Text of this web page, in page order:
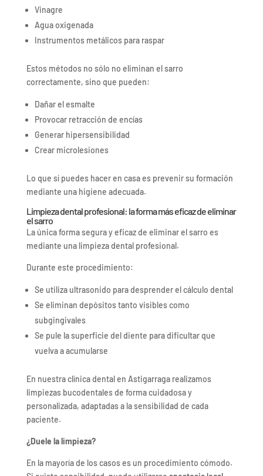
Vinagre
Agua oxigenada
Instrumentos metálicos para raspar
Estos métodos no sólo no eliminan el sarro
correctamente, sino que pueden:
Dañar el esmalte
Provocar retracción de encías
Generar hipersensibilidad
Crear microlesiones
Lo que sí puedes hacer en casa es prevenir su formación
mediante una higiene adecuada.
Limpieza dental profesional: la forma más eficaz de eliminar
el sarro
La única forma segura y eficaz de eliminar el sarro es
mediante una limpieza dental profesional.
Durante este procedimiento:
Se utiliza ultrasonido para desprender el cálculo dental
Se eliminan depósitos tanto visibles como
subgingivales
Se pule la superficie del diente para dificultar que
vuelva a acumularse
En nuestra clínica dental en Astigarraga realizamos
limpiezas bucodentales de forma cuidadosa y
personalizada, adaptadas a la sensibilidad de cada
paciente.
¿Duele la limpieza?
En la mayoría de los casos es un procedimiento cómodo.